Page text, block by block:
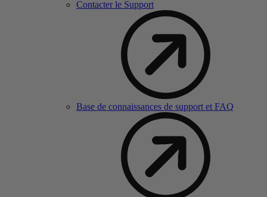
Contacter le Support
Base de connaissances de support et FAQ